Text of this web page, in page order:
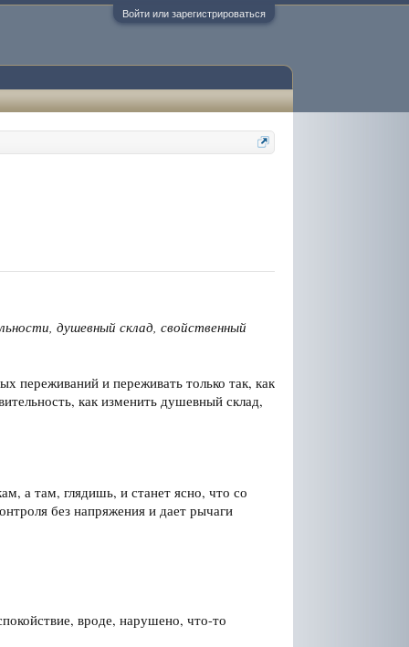
Войти или зарегистрироваться
душевный склад, свойственный
переживаний и переживать только так, как
как изменить душевный склад,
а там, глядишь, и станет ясно, что со
без напряжения и дает рычаги
вроде, нарушено, что-то